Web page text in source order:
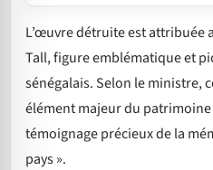
L’œuvre détruite est attribuée
Tall, figure emblématique et
sénégalais. Selon le ministre,
élément majeur du
témoignage précieux de la
pays ».